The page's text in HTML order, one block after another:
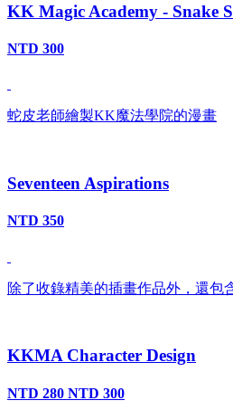
KK Magic Academy - Snake
NTD 300
蛇皮老師繪製KK魔法學院的漫畫
Seventeen Aspirations
NTD 350
除了收錄精美的插畫作品外，還包
KKMA Character Design
NTD 280 NTD 300